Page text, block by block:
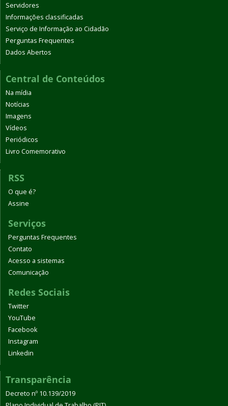
Servidores
Informações classificadas
Serviço de Informação ao Cidadão
Perguntas Frequentes
Dados Abertos
Central de Conteúdos
Na mídia
Notícias
Imagens
Vídeos
Periódicos
Livro Comemorativo
RSS
O que é?
Assine
Serviços
Perguntas Frequentes
Contato
Acesso a sistemas
Comunicação
Redes Sociais
Twitter
YouTube
Facebook
Instagram
Linkedin
Transparência
Decreto nº 10.139/2019